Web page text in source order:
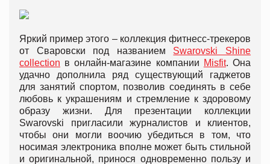
Яркий пример этого – коллекция фитнесс-трекеров
от Сваровски под названием Swarovski Shine
collection в онлайн-магазине компании Misfit. Она
удачно дополнила ряд существующий гаджетов
для занятий спортом, позволив соединять в себе
любовь к украшениям и стремление к здоровому
образу жизни. Для презентации коллекции
Swarovski пригласили журналистов и клиентов,
чтобы они могли воочию убедиться в том, что
носимая электроника вполне может быть стильной
и оригинальной, принося одновременно пользу и